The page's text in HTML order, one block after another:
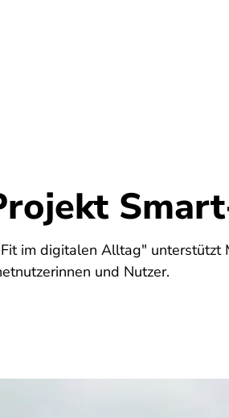
im digitalen Alltag" unterstützt
und Nutzer.